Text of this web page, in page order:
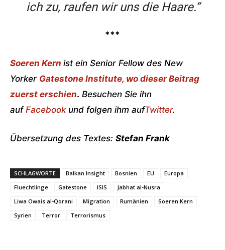
ich zu, raufen wir uns die Haare.“
***
Soeren Kern ist ein Senior Fellow des New
Yorker Gatestone Institute, wo dieser Beitrag
zuerst erschien. Besuchen Sie ihn
aufFacebookund folgen ihm aufTwitter.
Übersetzung des Textes: Stefan Frank
SCHLAGWORTE Balkan Insight Bosnien EU
Europa
Fluechtlinge
Gatestone ISIS
Jabhat al-Nusra
Liwa Owais al-Qorani
Migration Rumänien
Soeren Kern
Syrien
Terror Terrorismus